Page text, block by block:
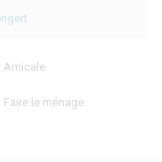
Amicale
Faire le ménage